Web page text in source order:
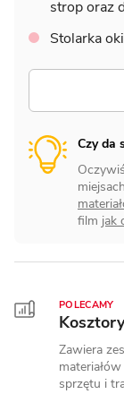
strop oraz
Stolarka
Czy da
film jak
POLECAMY
Zawiera
sprzętu i